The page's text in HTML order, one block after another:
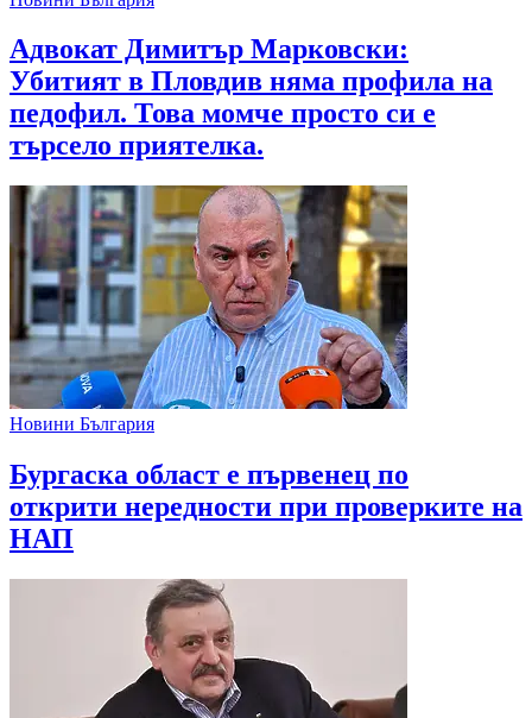
Адвокат Димитър Марковски:
Убитият в Пловдив няма профила на
педофил. Това момче просто си е
търсело приятелка.
Новини България
Бургаска област е първенец по
открити нередности при проверките на
НАП